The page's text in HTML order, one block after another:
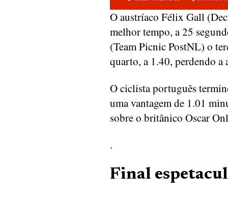
O austríaco Félix Gall
melhor tempo, a 25
(Team Picnic PostNL) o
quarto, a 1.40, perdendo a
O ciclista português
uma vantagem de 1.01
sobre o britânico Oscar
.
Final